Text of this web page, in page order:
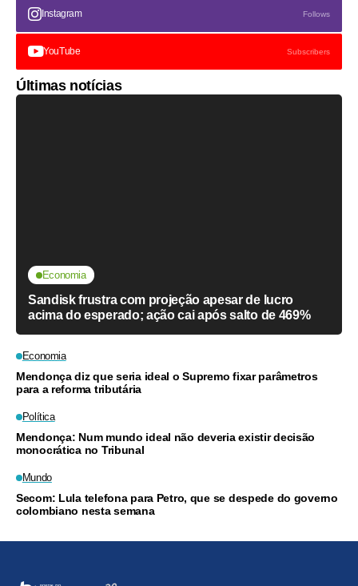
Instagram Follows
YouTube Subscribers
Últimas notícias
Economia
Sandisk frustra com projeção apesar de lucro
acima do esperado; ação cai após salto de 469%
Economia
Mendonça diz que seria ideal o Supremo fixar parâmetros
para a reforma tributária
Política
Mendonça: Num mundo ideal não deveria existir decisão
monocrática no Tribunal
Mundo
Secom: Lula telefona para Petro, que se despede do governo
colombiano nesta semana